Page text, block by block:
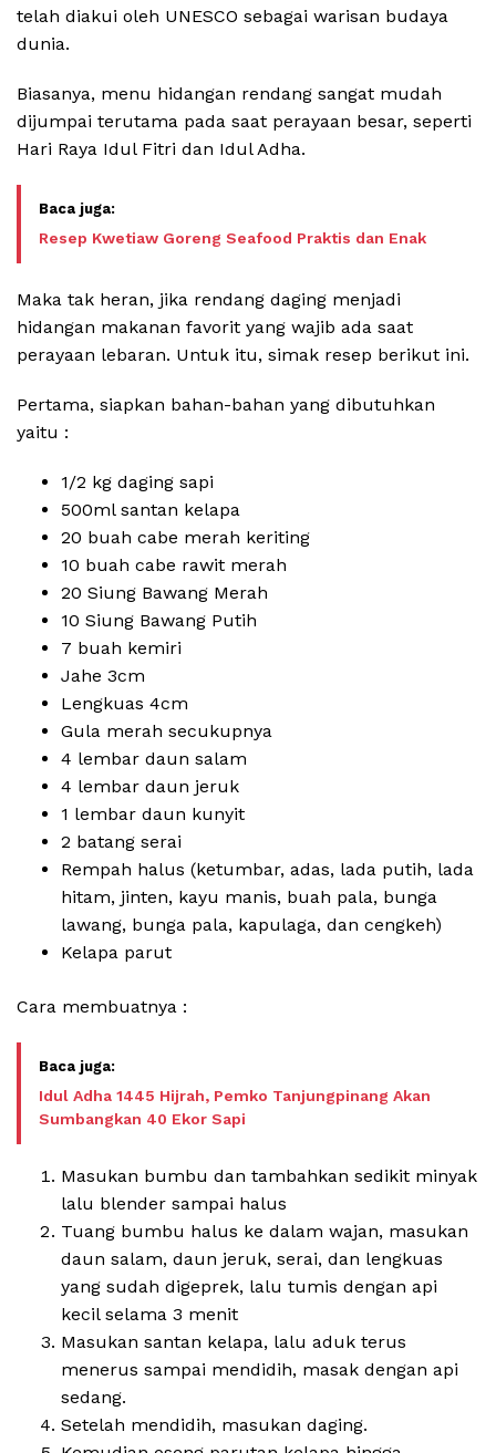
telah diakui oleh UNESCO sebagai warisan budaya
dunia.
Biasanya, menu hidangan rendang sangat mudah
dijumpai terutama pada saat perayaan besar, seperti
Hari Raya Idul Fitri dan Idul Adha.
Resep Kwetiaw Goreng Seafood Praktis dan Enak
Maka tak heran, jika rendang daging menjadi
hidangan makanan favorit yang wajib ada saat
perayaan lebaran. Untuk itu, simak resep berikut ini.
Pertama, siapkan bahan-bahan yang dibutuhkan
yaitu :
1/2 kg daging sapi
500ml santan kelapa
20 buah cabe merah keriting
10 buah cabe rawit merah
20 Siung Bawang Merah
10 Siung Bawang Putih
7 buah kemiri
Jahe 3cm
Lengkuas 4cm
Gula merah secukupnya
4 lembar daun salam
4 lembar daun jeruk
1 lembar daun kunyit
2 batang serai
Rempah halus (ketumbar, adas, lada putih, lada
hitam, jinten, kayu manis, buah pala, bunga
lawang, bunga pala, kapulaga, dan cengkeh)
Kelapa parut
Cara membuatnya :
Idul Adha 1445 Hijrah, Pemko Tanjungpinang Akan
Sumbangkan 40 Ekor Sapi
Masukan bumbu dan tambahkan sedikit minyak
lalu blender sampai halus
Tuang bumbu halus ke dalam wajan, masukan
daun salam, daun jeruk, serai, dan lengkuas
yang sudah digeprek, lalu tumis dengan api
kecil selama 3 menit
Masukan santan kelapa, lalu aduk terus
menerus sampai mendidih, masak dengan api
sedang.
Setelah mendidih, masukan daging.